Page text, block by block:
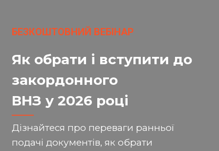
БЕЗКОШТОВНИЙ ВЕБІНАР
Як обрати і вступити до
закордонного
ВНЗ у 2026 році
Дізнайтеся про переваги ранньої
подачі документів, як обрати